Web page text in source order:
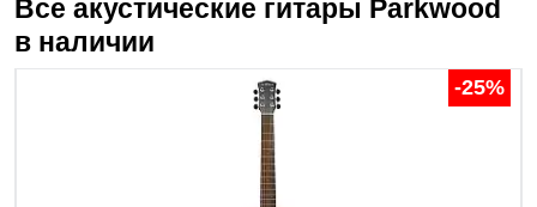
Все акустические гитары Parkwood
в наличии
-25%